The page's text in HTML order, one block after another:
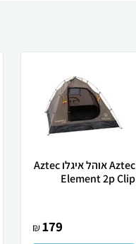
Aztec אוהל איגלו Aztec
Element 2p Clip
179
₪